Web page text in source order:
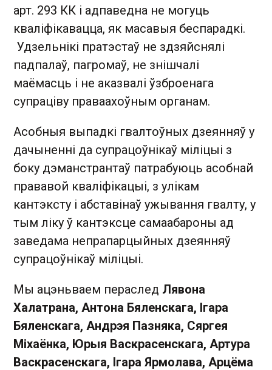
арт. 293 КК і адпаведна не могуць
кваліфікавацца, як масавыя беспарадкі.
Удзельнікі пратэстаў не здзяйснялі
падпалаў, пагромаў, не знішчалі
маёмасць і не аказвалі ўзброенага
супраціву праваахоўным органам.
Асобныя выпадкі гвалтоўных дзеянняў у
дачыненні да супрацоўнікаў міліцыі з
боку дэманстрантаў патрабуюць асобнай
прававой кваліфікацыі, з улікам
кантэксту і абставінаў ужывання гвалту, у
тым ліку ў кантэксце самаабароны ад
заведама непрапарцыйных дзеянняў
супрацоўнікаў міліцыі.
Мы ацэньваем пераслед Лявона
Халатрана, Антона Бяленскага, Ігара
Бяленскага, Андрэя Пазняка, Сяргея
Міхаёнка, Юрыя Васкрасенскага, Артура
Васкрасенскага, Ігара Ярмолава, Арцёма